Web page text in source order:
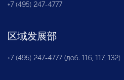
+7 (495) 247-4777
区域发展部
+7 (495) 247-4777 (доб. 116, 117, 132)